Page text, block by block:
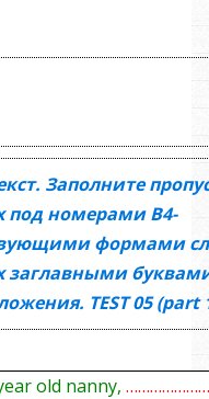
Заполните
под номерамиВ4-
формами
заглавными
TEST05(part
old nanny,